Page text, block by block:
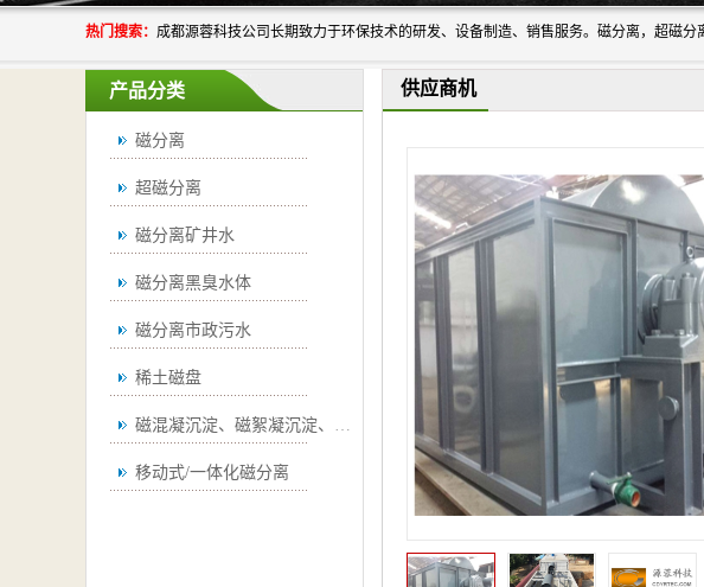
热门搜索：
产品分类
磁分离
超磁分离
磁分离矿井水
磁分离黑臭水体
磁分离市政污水
稀土磁盘
磁混凝沉淀、磁絮凝沉淀、磁澄清
移动式/一体化磁分离
供应商机